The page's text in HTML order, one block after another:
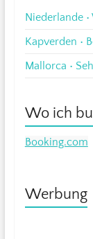
Niederlande
Kapverden •
Mallorca •
Wo ich
Booking.com
Werbung